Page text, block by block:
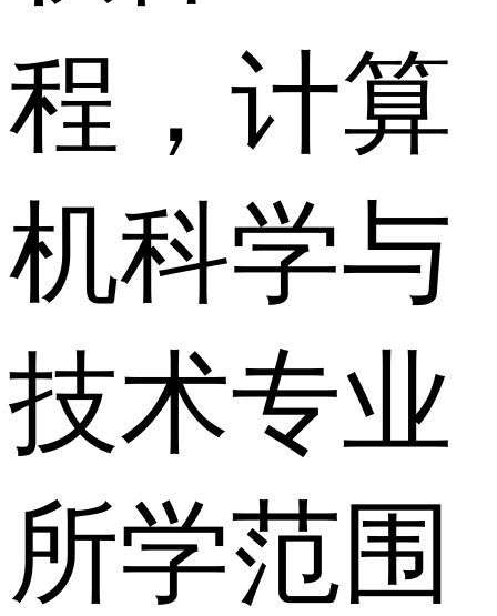
程，计算
机科学与
技术专业
所学范围